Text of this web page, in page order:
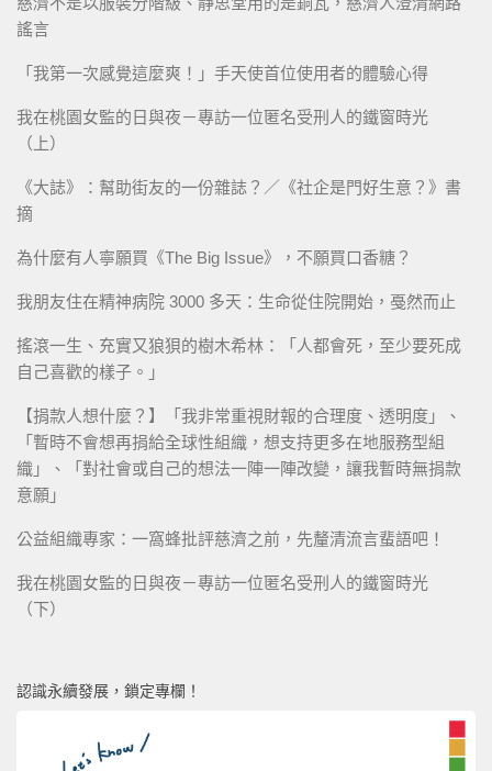
謠言
「我第一次感覺這麼爽！」手天使首位使用者的體驗心得
我在桃園女監的日與夜－專訪一位匿名受刑人的鐵窗時光
（上）
《大誌》：幫助街友的一份雜誌？／《社企是門好生意？》書
摘
為什麼有人寧願買《The Big Issue》，不願買口香糖？
我朋友住在精神病院 3000 多天：生命從住院開始，戞然而止
搖滾一生、充實又狼狽的樹木希林：「人都會死，至少要死成
自己喜歡的樣子。」
【捐款人想什麼？】「我非常重視財報的合理度、透明度」、
「暫時不會想再捐給全球性組織，想支持更多在地服務型組
織」、「對社會或自己的想法一陣一陣改變，讓我暫時無捐款
意願」
公益組織專家：一窩蜂批評慈濟之前，先釐清流言蜚語吧！
我在桃園女監的日與夜－專訪一位匿名受刑人的鐵窗時光
（下）
認識永續發展，鎖定專欄！